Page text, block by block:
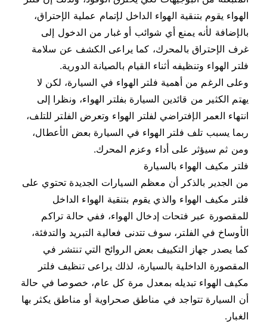
الهواء يقوم بتنقية الهواء الداخل لإتمام عملية الإحتراق،
بالإضافة لأنه يمنع أي شوائب أو غبار من الدخول إلى
غرف الإحتراق بالمحرك، كما يراعى الكشف عن سلامة
فلتر الهواء وتنظيفه أثناء القيام بالصيانة الدورية.
وعلى الرغم من أهمية فلتر الهواء في السيارة، لكن لا
يهتم الكثير من قائدين السيارة بفلتر الهواء، ونظرا إلى
انتهاء العمر الإفتراضي لفلتر الهواء وتعرض الفلتر للتلف،
ربما يسبب تلف فلتر الهواء في السيارة بعض الأعطال،
ومن ثم سيؤثر على أداء وعزم المحرك.
فلتر مكيف الهواء بالسيارة
من الجدير بالذكر أن معظم السيارات الجديدة تحتوي على
فلتر مكيف الهواء والذي يقوم بتنقية الهواء الداخل
للمقصورة عبر فتحات إدخال الهواء، ففي حالة تراكم
الأوساخ في الفلتر، سوف تتدنى فعالية التبريد والتدفئة،
كما يصدر جهاز التكييف بعض الروائح التي تنتشر في
المقصورة الداخلية بالسيارة، لذلك يراعى تنظيف فلتر
مكيف الهواء تبديله بمعدل مرة كل عام، خصوصا في حالة
أن السيارة تتواجد في مناطق صحراوية أو مناطق يكثر بها
الغبار.